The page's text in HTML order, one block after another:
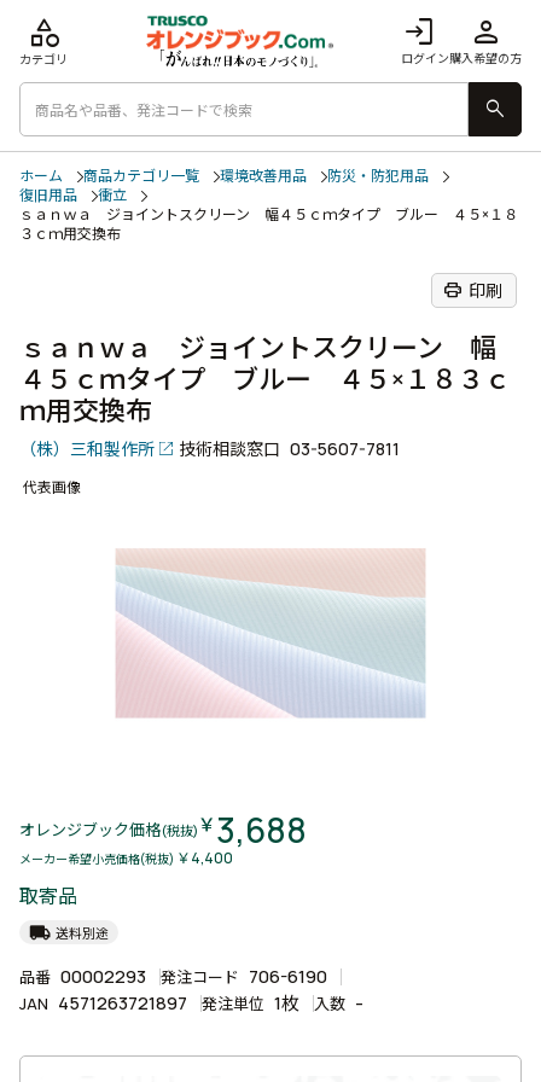
login
ログイン
person
購入希望の方
category
カテゴリ
search
ホーム 商品カテゴリ一覧 環境改善用品
防災・防犯用品
復旧用品
衝立
ｓａｎｗａ ジョイントスクリーン 幅４５ｃｍタイプ ブルー ４５×１８
３ｃｍ用交換布
print 印刷
ｓａｎｗａ ジョイントスクリーン 幅
４５ｃｍタイプ ブルー ４５×１８３ｃ
ｍ用交換布
（株）三和製作所 技術相談窓口 03-5607-7811
代表画像
オレンジブック価格(税抜) ￥3,688
メーカー希望小売価格(税抜) ￥4,400
取寄品
local_shipping 送料別途
品番 00002293 発注コード 706-6190
JAN 4571263721897 発注単位 1枚 入数 -